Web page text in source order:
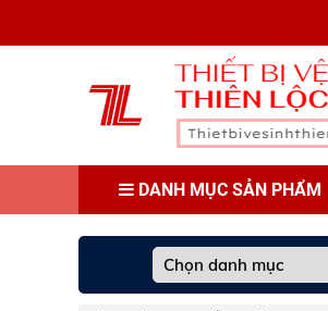
DANH MỤC SẢN PHẨM